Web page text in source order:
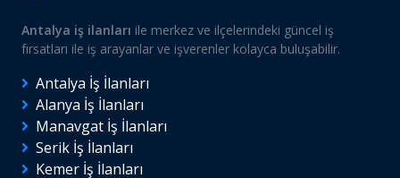
Antalya iş ilanları ile merkez ve ilçelerindeki güncel iş
fırsatları ile iş arayanlar ve işverenler kolayca buluşabilir.
Antalya İş İlanları
Alanya İş İlanları
Manavgat İş İlanları
Serik İş İlanları
Kemer İş İlanları